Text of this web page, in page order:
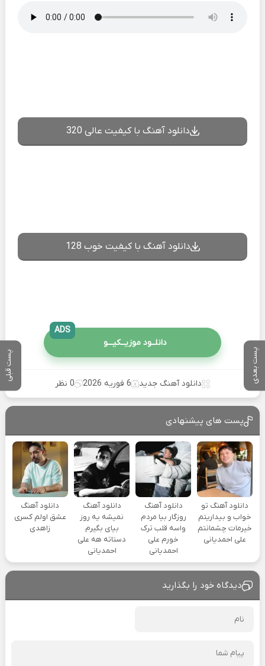
پست بعدی پست قبلی
دانلود آهنگ با کیفیت عالی 320
دانلود آهنگ با کیفیت خوب 128
دانلــود موزیــکیـــو
ADS
دانلود آهنگ جدید 6 فوریه 2026 0 نظر
پست های پیشنهادی
دانلود آهنگ تو
خواب و بیداریتم
خیرمات چشمانتم
علی احمدیانی
دانلود آهنگ
روزگار بیا مردم
واسه قلب ترک
خورم علی
احمدیانی
دانلود آهنگ
نمیشه یه روز
بیای بگیرم
دستاته هه علی
احمدیانی
دانلود آهنگ
عشق اولم کسری
زاهدی
دیدگاه خود را بگذارید